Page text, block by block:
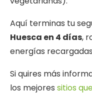
Aquí terminas tu
Huesca en 4 días,
energías
Si quires más
los mejores sitios